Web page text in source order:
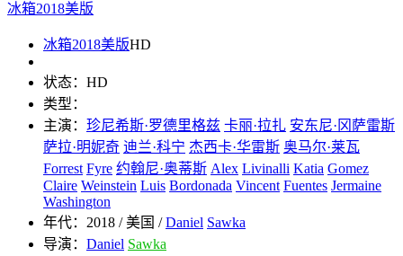
冰箱2018美版
冰箱2018美版HD
状态： HD
类型：
主演： 珍尼希斯·罗德里格兹 卡丽·拉扎 安东尼·冈萨雷斯
萨拉·明妮奇 迪兰·科宁 杰西卡·华雷斯 奥马尔·莱瓦
Forrest Fyre 约翰尼·奥蒂斯 Alex Livinalli Katia Gomez
Claire Weinstein Luis Bordonada Vincent Fuentes Jermaine
Washington
年代： 2018 / 美国 /Daniel Sawka
导演： Daniel Sawka